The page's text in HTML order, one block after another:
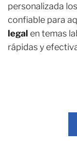
personalizada
confiable para
legal en temas
rápidas y